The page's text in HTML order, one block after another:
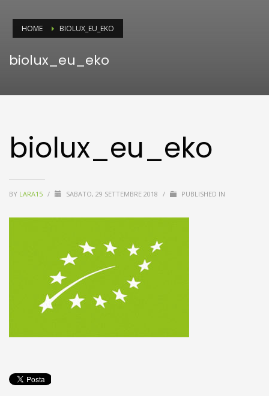
HOME BIOLUX_EU_EKO
biolux_eu_eko
biolux_eu_eko
BY LARA15 / SABATO, 29 SETTEMBRE 2018 / PUBLISHED IN